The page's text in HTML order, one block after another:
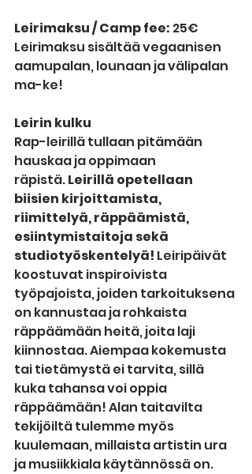
Leirimaksu / Camp fee: 25€
Leirimaksu sisältää vegaanisen
aamupalan, lounaan ja välipalan
ma-ke!
Leirin kulku
Rap-leirillä tullaan pitämään
hauskaa ja oppimaan
räpistä. Leirillä opetellaan
biisien kirjoittamista,
riimittelyä, räppäämistä,
esiintymistaitoja sekä
studiotyöskentelyä! Leiripäivät
koostuvat inspiroivista
työpajoista, joiden tarkoituksena
on kannustaa ja rohkaista
räppäämään heitä, joita laji
kiinnostaa. Aiempaa kokemusta
tai tietämystä ei tarvita, sillä
kuka tahansa voi oppia
räppäämään! Alan taitavilta
tekijöiltä tulemme myös
kuulemaan,millaista artistin ura
ja musiikkiala käytännössä on.